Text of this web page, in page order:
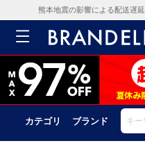
熊本地震の影響による配送遅延
カテゴリ ブランド